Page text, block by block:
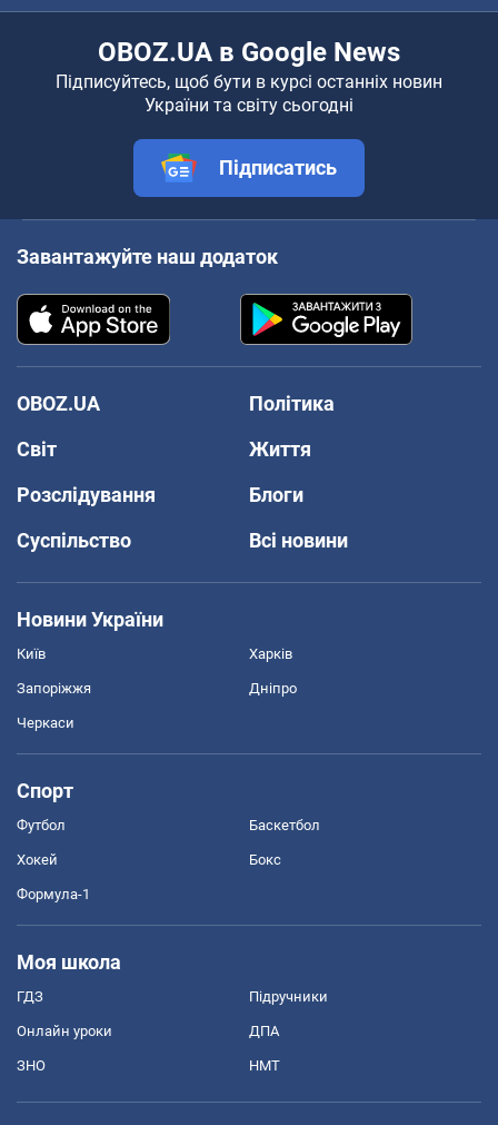
OBOZ.UA в Google News
Підписуйтесь, щоб бути в курсі останніх новин
України та світу сьогодні
Підписатись
Завантажуйте наш додаток
OBOZ.UA
Політика
Світ
Життя
Розслідування
Блоги
Суспільство
Всі новини
Новини України
Київ Харків
Запоріжжя Дніпро
Черкаси
Спорт
Футбол Баскетбол
Хокей Бокс
Формула-1
Моя школа
ГДЗ Підручники
Онлайн уроки ДПА
ЗНО НМТ